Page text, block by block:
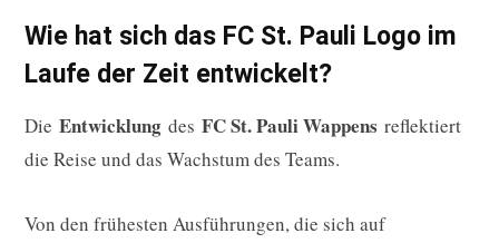
Wie hat sich das FC St. Pauli Logo im
Laufe der Zeit entwickelt?
Die Entwicklung des FC St. Pauli Wappens reflektiert
die Reise und das Wachstum des Teams.
Von den frühesten Ausführungen, die sich auf